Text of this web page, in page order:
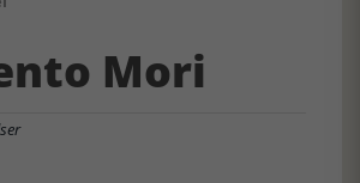
Mori